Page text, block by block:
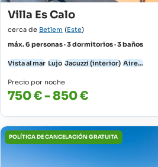
Villa Es Calo
cerca de Betlem (Este)
máx. 6 personas · 3 dormitorios · 3 baños
Vista al mar Lujo Jacuzzi (interior) Aire...
Precio por noche
750 € - 850 €
POLÍTICA DE CANCELACIÓN GRATUITA